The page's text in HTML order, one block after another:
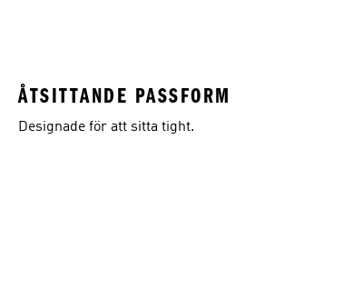
ÅTSITTANDE PASSFORM
Designade för att sitta tight.